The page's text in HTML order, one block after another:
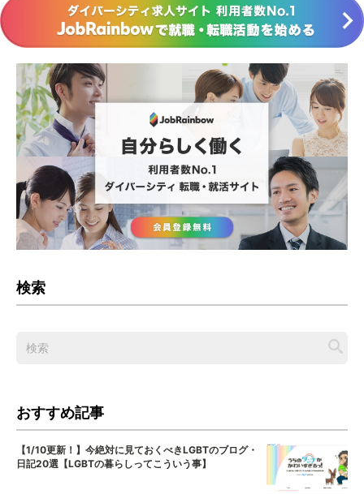
検索
おすすめ記事
【1/10更新！】今絶対に見ておくべきLGBTのブログ・
日記20選【LGBTの暮らしってこういう事】